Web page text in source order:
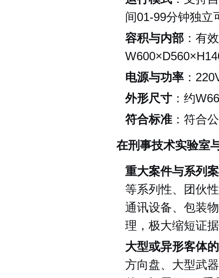
间01-99分钟独立
容积与内部 ：有
电源与功率 ：
外形尺寸 ：约
符合标准 ：符合
在刑事技术实验室
重大案件与系列
等系列性、团伙
通讯设备、包装
理，极大缩短证
大型或异形客体
方向盘、大型武